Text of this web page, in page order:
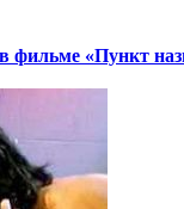
фильме «Пункт